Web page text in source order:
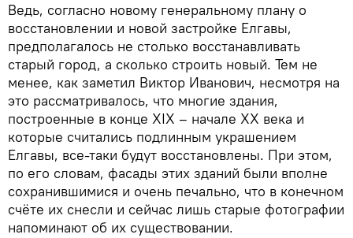
Ведь, согласно новому генеральному плану о
восстановлении и новой застройке Елгавы,
предполагалось не столько восстанавливать
старый город, а сколько строить новый. Тем не
менее, как заметил Виктор Иванович, несмотря на
это рассматривалось, что многие здания,
построенные в конце XIX – начале XX века и
которые считались подлинным украшением
Елгавы, все-таки будут восстановлены. При этом,
по его словам, фасады этих зданий были вполне
сохранившимися и очень печально, что в конечном
счёте их снесли и сейчас лишь старые фотографии
напоминают об их существовании.